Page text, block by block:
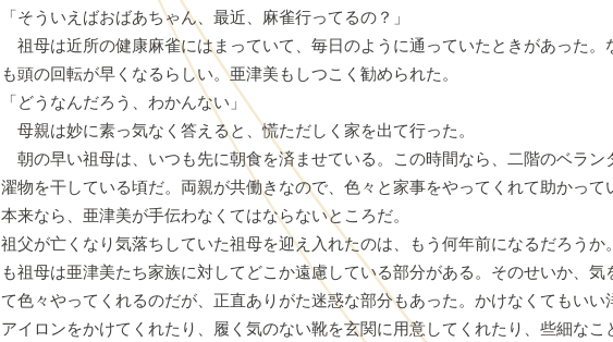
「そういえばおばあちゃん、最近、麻雀行ってるの？」
祖母は近所の健康麻雀にはまっていて、毎日のように通っていたときがあった。
も頭の回転が早くなるらしい。亜津美もしつこく勧められた。
「どうなんだろう、わかんない」
母親は妙に素っ気なく答えると、慌ただしく家を出て行った。
朝の早い祖母は、いつも先に朝食を済ませている。この時間なら、二階のベラン
濯物を干している頃だ。両親が共働きなので、色々と家事をやってくれて助かって
本来なら、亜津美が手伝わなくてはならないところだ。
祖父が亡くなり気落ちしていた祖母を迎え入れたのは、もう何年前になるだろうか
も祖母は亜津美たち家族に対してどこか遠慮している部分がある。そのせいか、気
て色々やってくれるのだが、正直ありがた迷惑な部分もあった。かけなくてもいい
アイロンをかけてくれたり、履く気のない靴を玄関に用意してくれたり、些細なこ